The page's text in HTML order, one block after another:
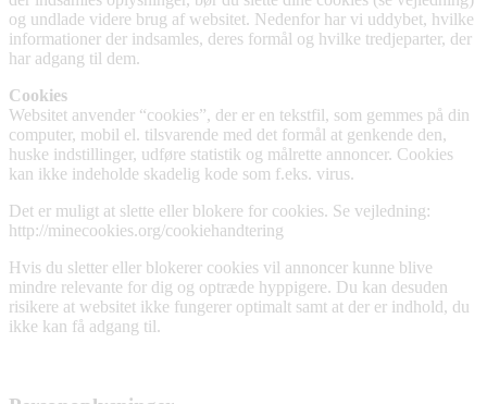
og undlade videre brug af websitet. Nedenfor har vi uddybet, hvilke
informationer der indsamles, deres formål og hvilke tredjeparter, der
har adgang til dem.
Cookies
Websitet anvender “cookies”, der er en tekstfil, som gemmes på din
computer, mobil el. tilsvarende med det formål at genkende den,
huske indstillinger, udføre statistik og målrette annoncer. Cookies
kan ikke indeholde skadelig kode som f.eks. virus.
Det er muligt at slette eller blokere for cookies. Se vejledning:
http://minecookies.org/cookiehandtering
Hvis du sletter eller blokerer cookies vil annoncer kunne blive
mindre relevante for dig og optræde hyppigere. Du kan desuden
risikere at websitet ikke fungerer optimalt samt at der er indhold, du
ikke kan få adgang til.